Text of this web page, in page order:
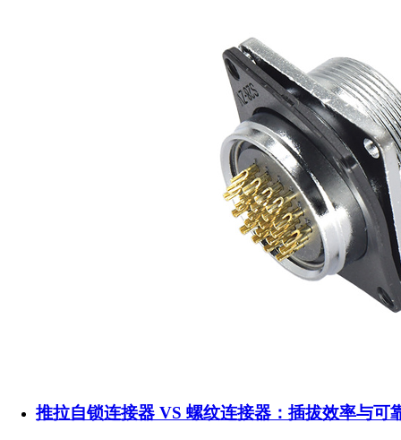
推拉自锁连接器 VS 螺纹连接器：插拔效率与可